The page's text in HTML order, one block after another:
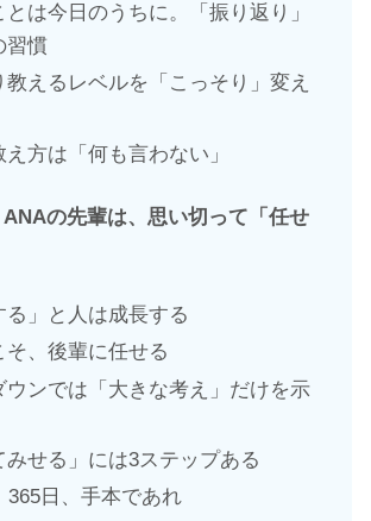
は今日のうちに。「振り返り」
習慣
教えるレベルを「こっそり」変え
方は「何も言わない」
の先輩は、思い切って「任せ
る」と人は成長する
そ、後輩に任せる
ウンでは「大きな考え」だけを示
みせる」には3ステップある
365日、手本であれ